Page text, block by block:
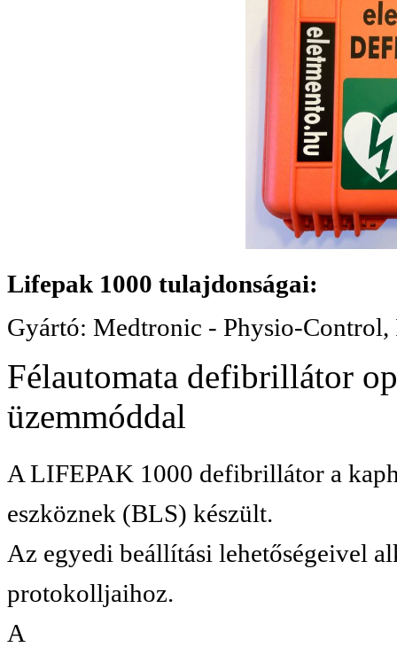
Lifepak 1000 tulajdonságai:
Gyártó: Medtronic - Physio-Control,
Félautomata defibrillátor
üzemmóddal
A LIFEPAK 1000 defibrillátor a
eszköznek (BLS) készült.
Az egyedi beállítási lehetőségeivel
protokolljaihoz.
A